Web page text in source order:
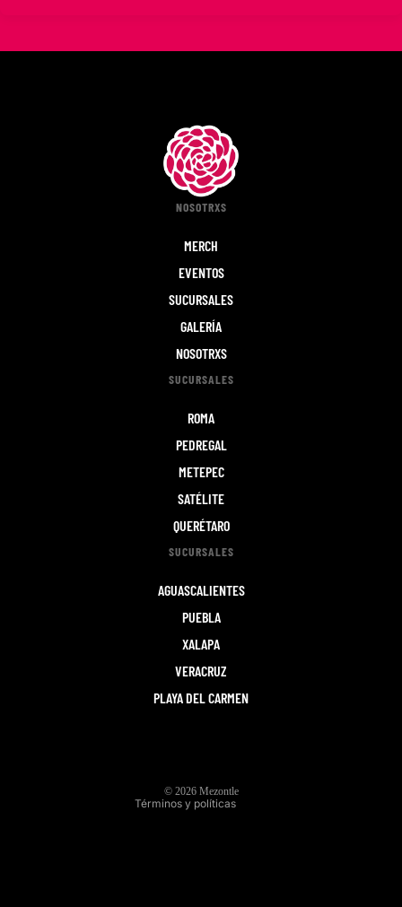
NOSOTRXS
MERCH
EVENTOS
SUCURSALES
GALERÍA
NOSOTRXS
SUCURSALES
ROMA
PEDREGAL
METEPEC
SATÉLITE
QUERÉTARO
SUCURSALES
AGUASCALIENTES
PUEBLA
XALAPA
VERACRUZ
PLAYA DEL CARMEN
© 2026 Mezontle
Términos y políticas